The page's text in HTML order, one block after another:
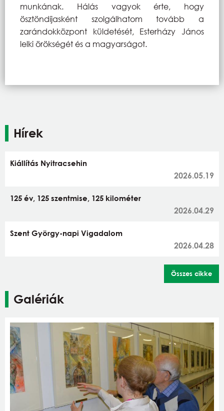
munkának. Hálás vagyok érte, hogy
ösztöndíjasként szolgálhatom tovább a
zarándokközpont küldetését, Esterházy János
lelki örökségét és a magyarságot.
Hírek
Kiállítás Nyitracsehin
2026.05.19
125 év, 125 szentmise, 125 kilométer
2026.04.29
Szent György-napi Vigadalom
2026.04.28
Összes cikke
Galériák